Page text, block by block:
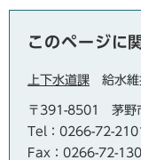
このページに
上下水道課 給水
〒391-8501
茅野
Tel：0266-72-
Fax：0266-72-